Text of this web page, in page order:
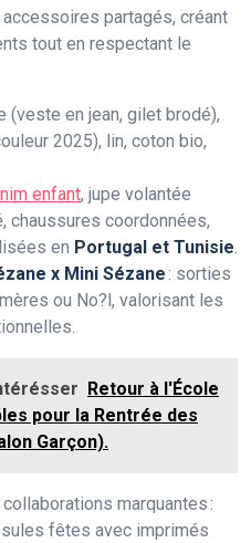
partagés, créant
tout en respectant le
(veste en jean, gilet brodé),
2025), lin, coton bio,
enfant, jupe volantée
chaussures coordonnées,
en Portugal et Tunisie.
x Mini Sézane: sorties
ou No?l, valorisant les
Retour à l'École
pour la Rentrée des
Garçon).
marquantes :
fêtes avec imprimés